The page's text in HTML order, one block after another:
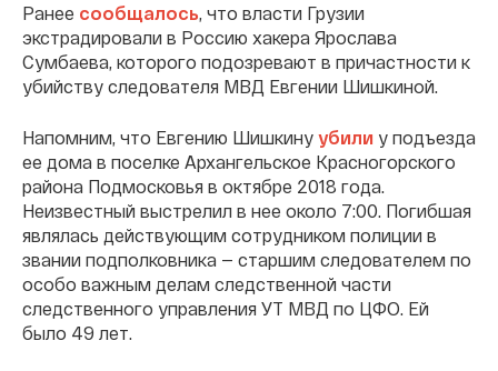
Ранее сообщалось , что власти Грузии
экстрадировали в Россию хакера Ярослава
Сумбаева, которого подозревают в причастности к
убийству следователя МВД Евгении Шишкиной.
Напомним, что Евгению Шишкину убили у подъезда
ее дома в поселке Архангельское Красногорского
района Подмосковья в октябре 2018 года.
Неизвестный выстрелил в нее около 7:00. Погибшая
являлась действующим сотрудником полиции в
звании подполковника — старшим следователем по
особо важным делам следственной части
следственного управления УТ МВД по ЦФО. Ей
было 49 лет.